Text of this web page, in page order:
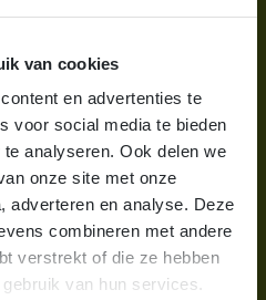
van cookies
en advertenties te
voor social media te bieden
analyseren. Ook delen we
onze site met onze
adverteren en analyse. Deze
combineren met andere
verstrekt of die ze hebben
van hun services.